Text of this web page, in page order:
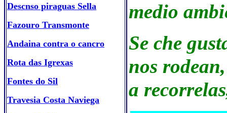
Descnso piraguas Sella
Fazouro Transmonte
Andaina contra o cancro
Rota das Igrexas
Fontes do Sil
Travesia Costa Naviega
medio
Se che
nos
a